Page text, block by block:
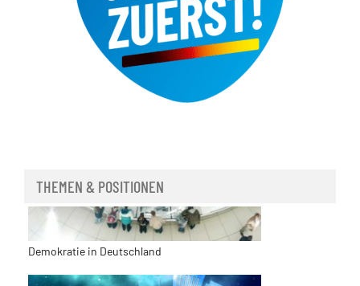
THEMEN & POSITIONEN
Demokratie in Deutschland